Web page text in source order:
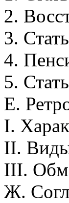
2.
3.
4.
5.
Е.
I.
II.
III.
Ж.